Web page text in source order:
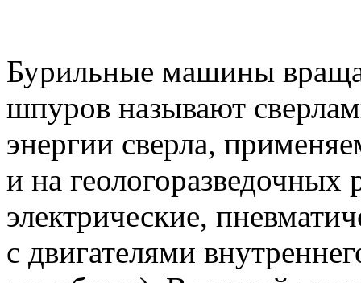
Бурильные машины
шпуров называют
энергии сверла,
и на геологоразведочных
электрические,
с двигателями